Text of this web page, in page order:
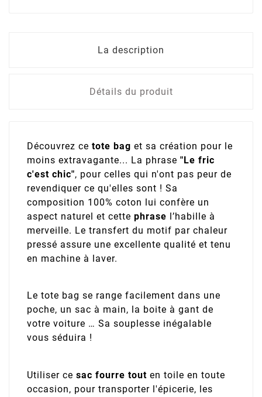
La description
Détails du produit
Découvrez ce tote bag et sa création pour le
moins extravagante... La phrase "Le fric
c'est chic", pour celles qui n'ont pas peur de
revendiquer ce qu'elles sont ! Sa
composition 100% coton lui confère un
aspect naturel et cette phrase l’habille à
merveille. Le transfert du motif par chaleur
pressé assure une excellente qualité et tenu
en machine à laver.
Le tote bag se range facilement dans une
poche, un sac à main, la boite à gant de
votre voiture … Sa souplesse inégalable
vous séduira !
Utiliser ce sac fourre tout en toile en toute
occasion, pour transporter l'épicerie, les